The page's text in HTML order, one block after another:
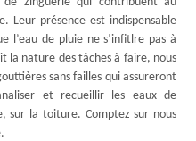
Leur présence est indispensable
l’eau de pluie ne s’infitlre pas à
la nature des tâches à faire, nous
sans failles qui assureront
et recueillir les eaux de
sur la toiture. Comptez sur nous